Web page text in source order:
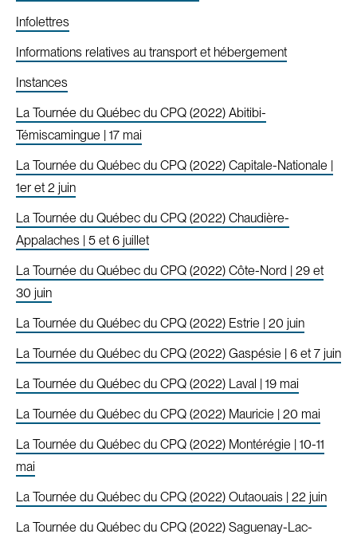
Infolettres
Informations relatives au transport et hébergement
Instances
La Tournée du Québec du CPQ (2022) Abitibi-
Témiscamingue | 17 mai
La Tournée du Québec du CPQ (2022) Capitale-Nationale |
1er et 2 juin
La Tournée du Québec du CPQ (2022) Chaudière-
Appalaches | 5 et 6 juillet
La Tournée du Québec du CPQ (2022) Côte-Nord | 29 et
30 juin
La Tournée du Québec du CPQ (2022) Estrie | 20 juin
La Tournée du Québec du CPQ (2022) Gaspésie | 6 et 7 juin
La Tournée du Québec du CPQ (2022) Laval | 19 mai
La Tournée du Québec du CPQ (2022) Mauricie | 20 mai
La Tournée du Québec du CPQ (2022) Montérégie | 10-11
mai
La Tournée du Québec du CPQ (2022) Outaouais | 22 juin
La Tournée du Québec du CPQ (2022) Saguenay-Lac-